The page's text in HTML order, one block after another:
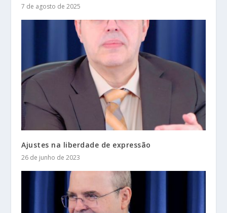
7 de agosto de 2025
Ajustes na liberdade de expressão
26 de junho de 2023